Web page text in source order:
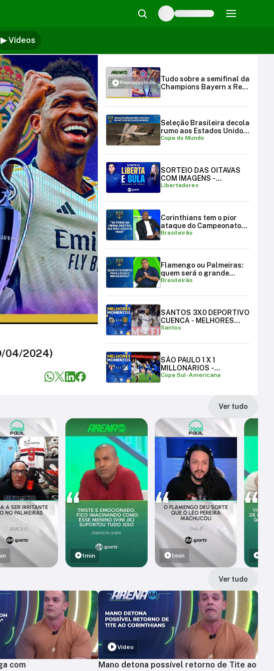
▶ Vídeos
04/2024)
Reproduzindo
Tudo sobre a semifinal da
Champions Bayern x Real
Seleção Brasileira decola
rumo aos Estados Unidos
para a Copa do Mundo
Copa do Mundo
SORTEIO DAS OITAVAS
COM IMAGENS -
LIBERTADORES E
Libertadores
Corinthians tem o pior
ataque do Campeonato
Brasileiro
Brasileirão
Flamengo ou Palmeiras:
quem será o grande
campeão brasileiro?
Brasileirão
SANTOS 3X0 DEPORTIVO
CUENCA - MELHORES
MOMENTOS
Santos
SÃO PAULO 1 X 1
MILLONARIOS -
MELHORES MOMENTOS |
Copa Sul-Americana
Ver tudo
1min 1min
Ver tudo
com
Vídeo
Mano detona possível retorno de Tite ao